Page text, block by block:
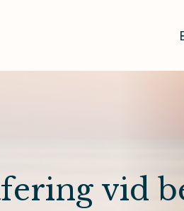
vid